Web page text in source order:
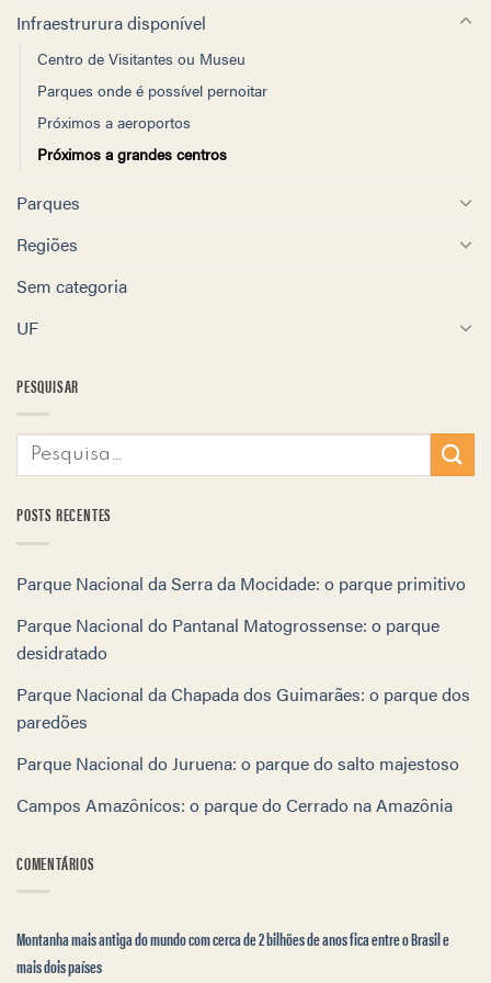
Infraestrurura disponível
Centro de Visitantes ou Museu
Parques onde é possível pernoitar
Próximos a aeroportos
Próximos a grandes centros
Parques
Regiões
Sem categoria
UF
PESQUISAR
POSTS RECENTES
Parque Nacional da Serra da Mocidade: o parque primitivo
Parque Nacional do Pantanal Matogrossense: o parque
desidratado
Parque Nacional da Chapada dos Guimarães: o parque dos
paredões
Parque Nacional do Juruena: o parque do salto majestoso
Campos Amazônicos: o parque do Cerrado na Amazônia
COMENTÁRIOS
Montanha mais antiga do mundo com cerca de 2 bilhões de anos fica entre o Brasil e
mais dois países